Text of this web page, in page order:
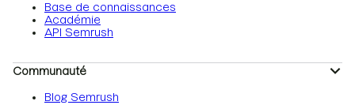
Base de connaissances
Académie
API Semrush
Communauté
Blog Semrush